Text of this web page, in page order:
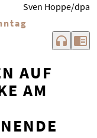
Sven Hoppe/dpa
headphones chrome_reader_mode
AUF
AM